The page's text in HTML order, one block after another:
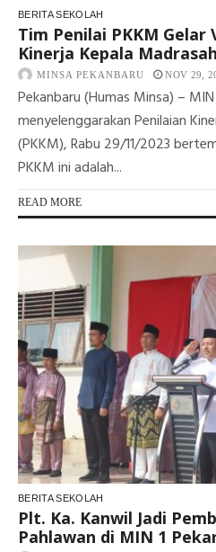
BERITA SEKOLAH
Tim Penilai PKKM Gelar
Kinerja Kepala
MINSA PEKANBARU NOV 29,
Pekanbaru (Humas Minsa) –
menyelenggarakan Penilaian
(PKKM), Rabu 29/11/2023
PKKM ini adalah...
READ MORE
BERITA SEKOLAH
Plt. Ka. Kanwil Jadi
Pahlawan di MIN 1